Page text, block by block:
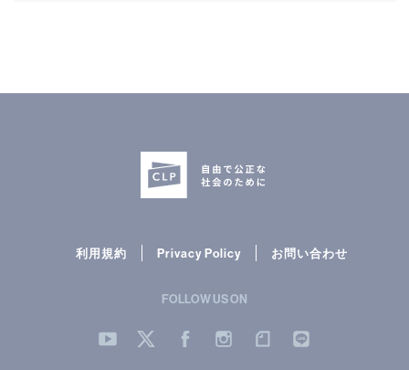
利用規約 Privacy Policy お問い合わせ
FOLLOW US ON